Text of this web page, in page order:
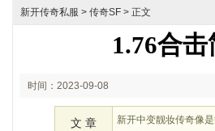
新开传奇私服 > 传奇SF > 正文
1.76合
时间：2023-09-08
文 章
新开中变靓妆传奇像